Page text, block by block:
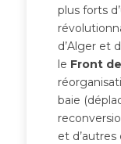
plus forts
d’Alger et
le Front
baie
et